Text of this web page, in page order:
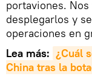
portaviones.
desplegarlos y
operaciones en
​Lea más: ¿Cuál
China tras la